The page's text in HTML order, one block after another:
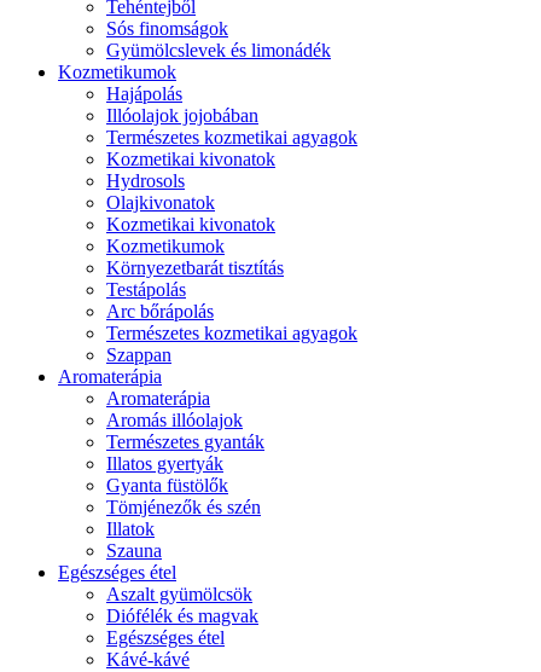
Tehéntejből
Sós finomságok
Gyümölcslevek és limonádék
Kozmetikumok
Hajápolás
Illóolajok jojobában
Természetes kozmetikai agyagok
Kozmetikai kivonatok
Hydrosols
Olajkivonatok
Kozmetikai kivonatok
Kozmetikumok
Környezetbarát tisztítás
Testápolás
Arc bőrápolás
Természetes kozmetikai agyagok
Szappan
Aromaterápia
Aromaterápia
Aromás illóolajok
Természetes gyanták
Illatos gyertyák
Gyanta füstölők
Tömjénezők és szén
Illatok
Szauna
Egészséges étel
Aszalt gyümölcsök
Diófélék és magvak
Egészséges étel
Kávé-kávé